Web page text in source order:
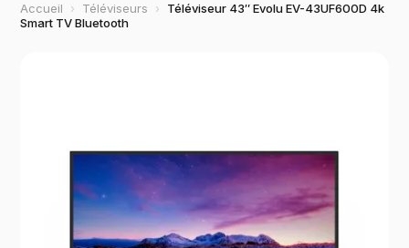
Accueil › Téléviseurs ›
Téléviseur 43″ Evolu EV-43UF600D 4k
Smart TV Bluetooth